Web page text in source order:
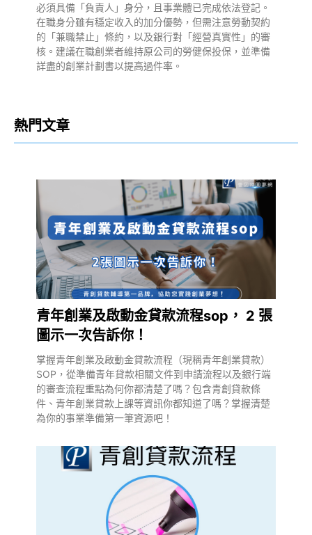
必須具備「負責人」身分，且事業體已完成依法登記。
在職身分雖有穩定收入的加分優勢，但需注意勞動契約
的「兼職禁止」條約，以及銀行對「經營真實性」的審
核。建議在職創業者維持原公司的勞健保投保，並準備
詳盡的創業計劃書以提高過件率。
熱門文章
青年創業及啟動金貸款流程sop， 2 張
圖示一次告訴你！
掌握青年創業及啟動金貸款流程（現稱青年創業貸款）
SOP，從準備青年貸款相關文件到申請流程以及銀行端
的審查流程重點為何你都清楚了嗎？包含青創貸款條
件、青年創業貸款上課等資訊你都知道了嗎？掌握清楚
為你的事業準備第一筆資源吧！